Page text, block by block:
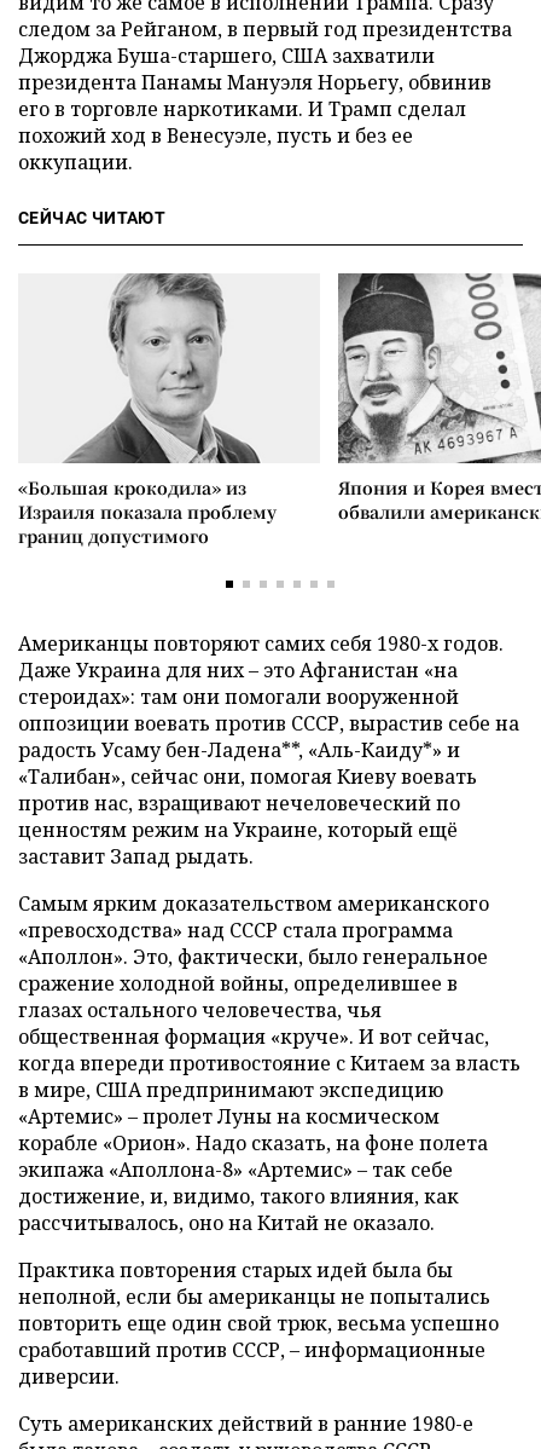
следом за Рейганом, в первый год президентства
Джорджа Буша-старшего, США захватили
президента Панамы Мануэля Норьегу, обвинив
его в торговле наркотиками. И Трамп сделал
похожий ход в Венесуэле, пусть и без ее
оккупации.
СЕЙЧАС ЧИТАЮТ
«Большая крокодила» из
Израиля показала проблему
границ допустимого
Япония и Корея
обвалили
Американцы повторяют самих себя 1980-х годов.
Даже Украина для них – это Афганистан «на
стероидах»: там они помогали вооруженной
оппозиции воевать против СССР, вырастив себе на
радость Усаму бен-Ладена**, «Аль-Каиду*» и
«Талибан», сейчас они, помогая Киеву воевать
против нас, взращивают нечеловеческий по
ценностям режим на Украине, который ещё
заставит Запад рыдать.
Самым ярким доказательством американского
«превосходства» над СССР стала программа
«Аполлон». Это, фактически, было генеральное
сражение холодной войны, определившее в
глазах остального человечества, чья
общественная формация «круче». И вот сейчас,
когда впереди противостояние с Китаем за власть
в мире, США предпринимают экспедицию
«Артемис» – пролет Луны на космическом
корабле «Орион». Надо сказать, на фоне полета
экипажа «Аполлона-8» «Артемис» – так себе
достижение, и, видимо, такого влияния, как
рассчитывалось, оно на Китай не оказало.
Практика повторения старых идей была бы
неполной, если бы американцы не попытались
повторить еще один свой трюк, весьма успешно
сработавший против СССР, – информационные
диверсии.
Суть американских действий в ранние 1980-е